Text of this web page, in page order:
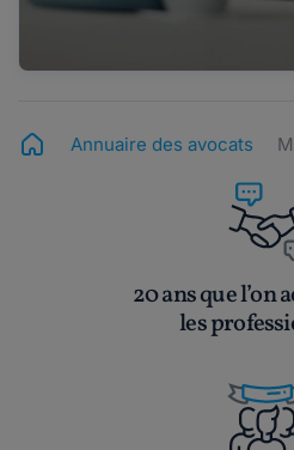
Annuaire des avocats
20 ans que l’on
les